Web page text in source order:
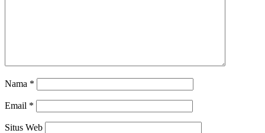
Nama *
Email *
Situs Web